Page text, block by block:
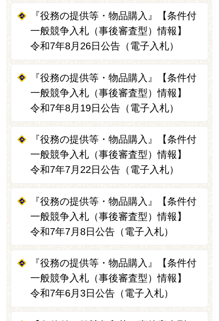
『役務の提供等・物品購入』【条件付
一般競争入札（事後審査型）情報】
令和7年8月26日公告（電子入札）
『役務の提供等・物品購入』【条件付
一般競争入札（事後審査型）情報】
令和7年8月19日公告（電子入札）
『役務の提供等・物品購入』【条件付
一般競争入札（事後審査型）情報】
令和7年7月22日公告（電子入札）
『役務の提供等・物品購入』【条件付
一般競争入札（事後審査型）情報】
令和7年7月8日公告（電子入札）
『役務の提供等・物品購入』【条件付
一般競争入札（事後審査型）情報】
令和7年6月3日公告（電子入札）